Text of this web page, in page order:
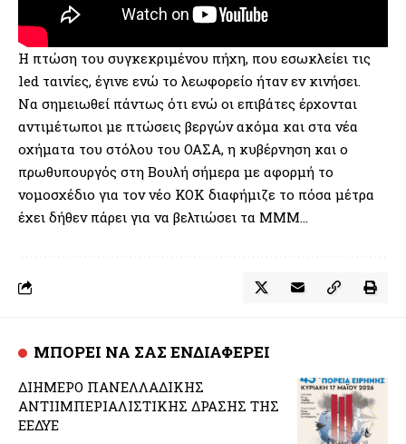
Η πτώση του συγκεκριμένου πήχη, που εσωκλείει τις
led ταινίες, έγινε ενώ το λεωφορείο ήταν εν κινήσει.
Να σημειωθεί πάντως ότι ενώ οι επιβάτες έρχονται
αντιμέτωποι με πτώσεις βεργών ακόμα και στα νέα
οχήματα του στόλου του ΟΑΣΑ, η κυβέρνηση και ο
πρωθυπουργός στη Βουλή σήμερα με αφορμή το
νομοσχέδιο για τον νέο ΚΟΚ διαφήμιζε το πόσα μέτρα
έχει δήθεν πάρει για να βελτιώσει τα ΜΜΜ…
ΜΠΟΡΕΙ ΝΑ ΣΑΣ ΕΝΔΙΑΦΕΡΕΙ
ΔΙΗΜΕΡΟ ΠΑΝΕΛΛΑΔΙΚΗΣ
ΑΝΤΙΙΜΠΕΡΙΑΛΙΣΤΙΚΗΣ ΔΡΑΣΗΣ ΤΗΣ
ΕΕΔΥΕ